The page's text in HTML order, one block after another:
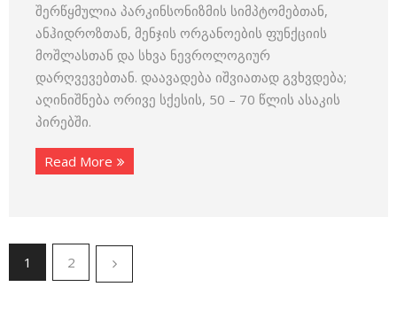
შერწყმულია პარკინსონიზმის სიმპტომებთან,
ანჰიდროზთან, მენჯის ორგანოების ფუნქციის
მოშლასთან და სხვა ნევროლოგიურ
დარღვევებთან. დაავადება იშვიათად გვხვდება;
აღინიშნება ორივე სქესის, 50 – 70 წლის ასაკის
პირებში.
Read More
1 2